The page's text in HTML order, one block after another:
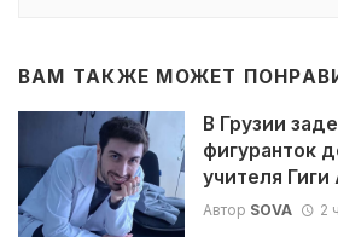
ВАМ ТАКЖЕ МОЖЕТ
В Грузии
фигуранток
учителя Гиги
Автор SOVA 2